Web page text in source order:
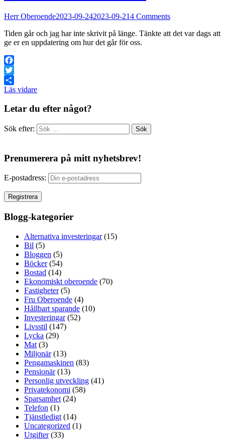
Herr Oberoende2023-09-242023-09-214 Comments
Tiden går och jag har inte skrivit på länge. Tänkte att det var dags att
ge er en uppdatering om hur det går för oss.
Facebook
Twitter
Dela
Läs vidare
Letar du efter något?
Sök efter:
Prenumerera på mitt nyhetsbrev!
E-postadress:
Blogg-kategorier
Alternativa investeringar(15)
Bil (5)
Bloggen (5)
Böcker(54)
Bostad (14)
Ekonomiskt oberoende (70)
Fastigheter(5)
Fru Oberoende (4)
Hållbart sparande (10)
Investeringar(52)
Livsstil (147)
Lycka (29)
Mat (3)
Miljonär(13)
Pengamaskinen (83)
Pensionär(13)
Personlig utveckling (41)
Privatekonomi (58)
Sparsamhet (24)
Telefon (1)
Tjänstledigt (14)
Uncategorized (1)
Utgifter(33)